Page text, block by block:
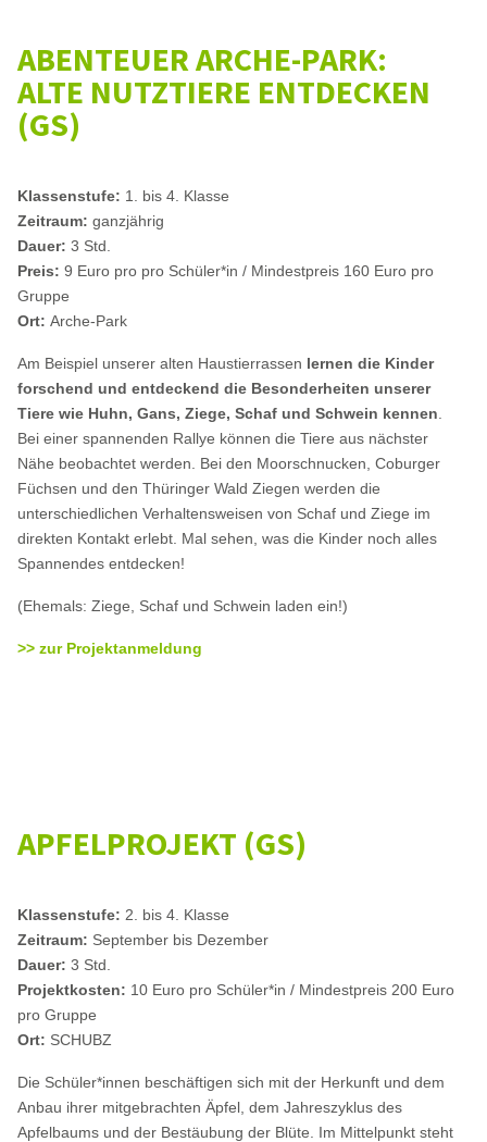
ABENTEUER ARCHE-PARK:
ALTE NUTZTIERE ENTDECKEN
(GS)
Klassenstufe: 1. bis 4. Klasse
Zeitraum: ganzjährig
Dauer:3 Std.
Preis: 9 Euro pro pro Schüler*in / Mindestpreis 160 Euro pro
Gruppe
Ort:Arche-Park
Am Beispiel unserer alten Haustierrassen lernen die Kinder
forschend und entdeckend die Besonderheiten unserer
Tiere wie Huhn, Gans, Ziege, Schaf und Schwein kennen
Bei einer spannenden Rallye können die Tiere aus nächster
Nähe beobachtet werden. Bei den Moorschnucken, Coburger
Füchsen und den Thüringer Wald Ziegen werden die
unterschiedlichen Verhaltensweisen von Schaf und Ziege im
direkten Kontakt erlebt. Mal sehen, was die Kinder noch alles
Spannendes entdecken!
(Ehemals: Ziege, Schaf und Schwein laden ein!)
>> zur Projektanmeldung
APFELPROJEKT (GS)
Klassenstufe: 2. bis 4. Klasse
Zeitraum: September bis Dezember
Dauer:3 Std.
Projektkosten: 10 Euro pro Schüler*in / Mindestpreis 200 Euro
pro Gruppe
Ort: SCHUBZ
Die Schüler*innen beschäftigen sich mit der Herkunft und dem
Anbau ihrer mitgebrachten Äpfel, dem Jahreszyklus des
Apfelbaums und der Bestäubung der Blüte. Im Mittelpunkt steht